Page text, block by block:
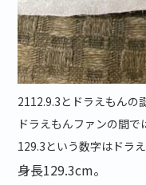
2112.9.3とドラえもんの
ドラえもんファンの間で
129.3という数字はドラ
身長129.3cm。